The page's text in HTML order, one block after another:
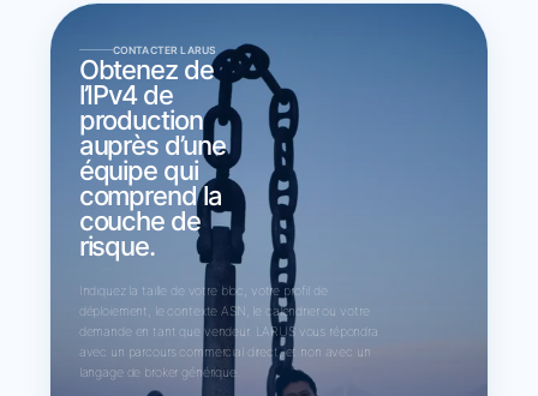
CONTACTER LARUS
Obtenez de
l’IPv4 de
production
auprès d’une
équipe qui
comprend la
couche de
risque.
Indiquez la taille de votre bloc, votre profil de
déploiement, le contexte ASN, le calendrier ou votre
demande en tant que vendeur. LARUS vous répondra
avec un parcours commercial direct, et non avec un
langage de broker générique.